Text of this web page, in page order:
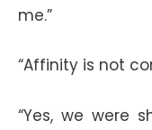
me.”
“Affinity is not
“Yes, we were